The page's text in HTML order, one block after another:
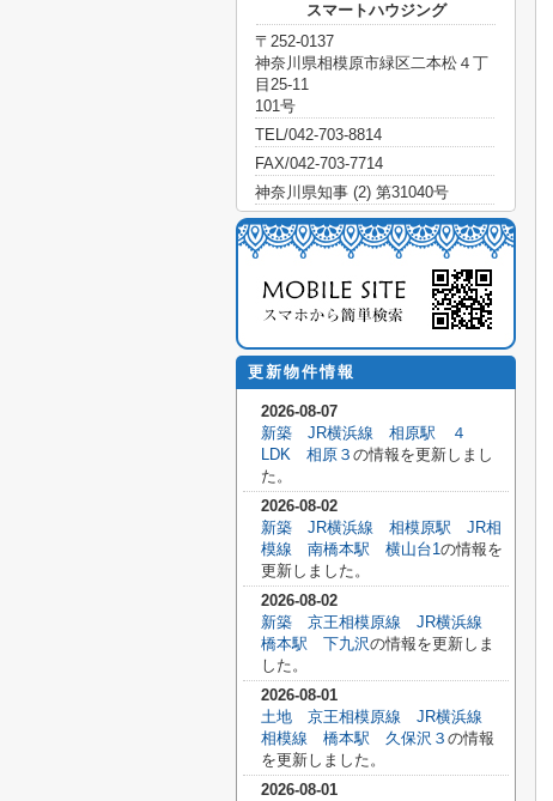
スマートハウジング
〒252-0137
神奈川県相模原市緑区二本松４丁
目25-11
101号
TEL/042-703-8814
FAX/042-703-7714
神奈川県知事 (2) 第31040号
更新物件情報
2026-08-07
新築 JR横浜線 相原駅 ４
LDK 相原３ の情報を更新しまし
た。
2026-08-02
新築 JR横浜線 相模原駅 JR相
模線 南橋本駅 横山台1の情報を
更新しました。
2026-08-02
新築 京王相模原線 JR横浜線
橋本駅 下九沢の情報を更新しま
した。
2026-08-01
土地 京王相模原線 JR横浜線
相模線 橋本駅 久保沢３ の情報
を更新しました。
2026-08-01